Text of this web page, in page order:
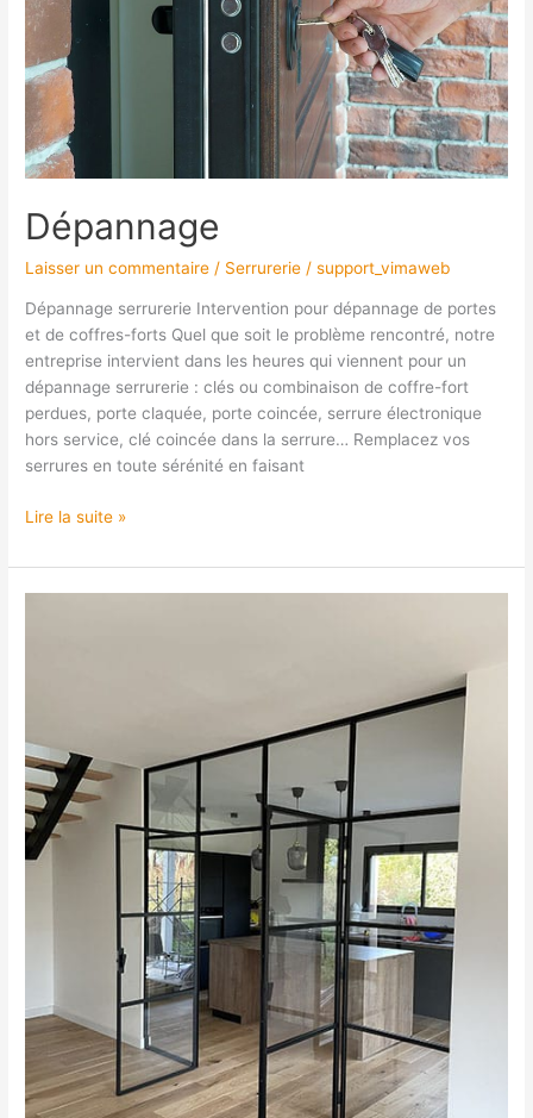
Dépannage
Laisser un commentaire / Serrurerie /support_vimaweb
Dépannage serrurerie Intervention pour dépannage de portes
et de coffres-forts Quel que soit le problème rencontré, notre
entreprise intervient dans les heures qui viennent pour un
dépannage serrurerie : clés ou combinaison de coffre-fort
perdues, porte claquée, porte coincée, serrure électronique
hors service, clé coincée dans la serrure… Remplacez vos
serrures en toute sérénité en faisant
Lire la suite »